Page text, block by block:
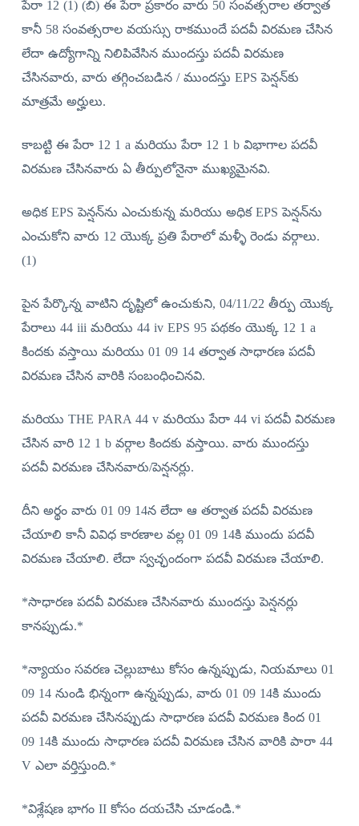
పేరా 12 (1) (బి) ఈ పేరా ప్రకారం వారు 50 సంవత్సరాల తర్వాత
కానీ 58 సంవత్సరాల వయస్సు రాకముందే పదవీ విరమణ చేసిన
లేదా ఉద్యోగాన్ని నిలిపివేసిన ముందస్తు పదవీ విరమణ
చేసినవారు, వారు తగ్గించబడిన / ముందస్తు EPS పెన్షన్‌కు
మాత్రమే అర్హులు.
కాబట్టి ఈ పేరా 12 1 a మరియు పేరా 12 1 b విభాగాల పదవీ
విరమణ చేసినవారు ఏ తీర్పులోనైనా ముఖ్యమైనవి.
అధిక EPS పెన్షన్‌ను ఎంచుకున్న మరియు అధిక EPS పెన్షన్‌ను
ఎంచుకోని వారు 12 యొక్క ప్రతి పేరాలో మళ్ళీ రెండు వర్గాలు.
(1)
పైన పేర్కొన్న వాటిని దృష్టిలో ఉంచుకుని, 04/11/22 తీర్పు యొక్క
పేరాలు 44 iii మరియు 44 iv EPS 95 పథకం యొక్క 12 1 a
కిందకు వస్తాయి మరియు 01 09 14 తర్వాత సాధారణ పదవీ
విరమణ చేసిన వారికి సంబంధించినవి.
మరియు THE PARA 44 v మరియు పేరా 44 vi పదవీ విరమణ
చేసిన వారి 12 1 b వర్గాల కిందకు వస్తాయి. వారు ముందస్తు
పదవీ విరమణ చేసినవారు/పెన్షనర్లు.
దీని అర్థం వారు 01 09 14న లేదా ఆ తర్వాత పదవీ విరమణ
చేయాలి కానీ వివిధ కారణాల వల్ల 01 09 14కి ముందు పదవీ
విరమణ చేయాలి. లేదా స్వచ్ఛందంగా పదవీ విరమణ చేయాలి.
*సాధారణ పదవీ విరమణ చేసినవారు ముందస్తు పెన్షనర్లు
కానప్పుడు.*
*న్యాయం సవరణ చెల్లుబాటు కోసం ఉన్నప్పుడు, నియమాలు 01
09 14 నుండి భిన్నంగా ఉన్నప్పుడు, వారు 01 09 14కి ముందు
పదవీ విరమణ చేసినప్పుడు సాధారణ పదవీ విరమణ కింద 01
09 14కి ముందు సాధారణ పదవీ విరమణ చేసిన వారికి పారా 44
V ఎలా వర్తిస్తుంది.*
*విశ్లేషణ భాగం II కోసం దయచేసి చూడండి.*